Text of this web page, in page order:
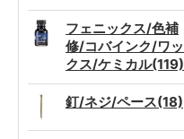
フェニックス/色補
修/コバインク/ワッ
クス/ケミカル(119)
釘/ネジ/ペース(18)